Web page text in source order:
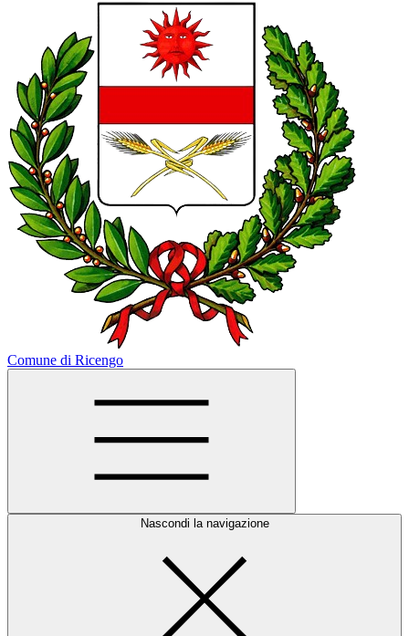
Comune di Ricengo
Nascondi la navigazione